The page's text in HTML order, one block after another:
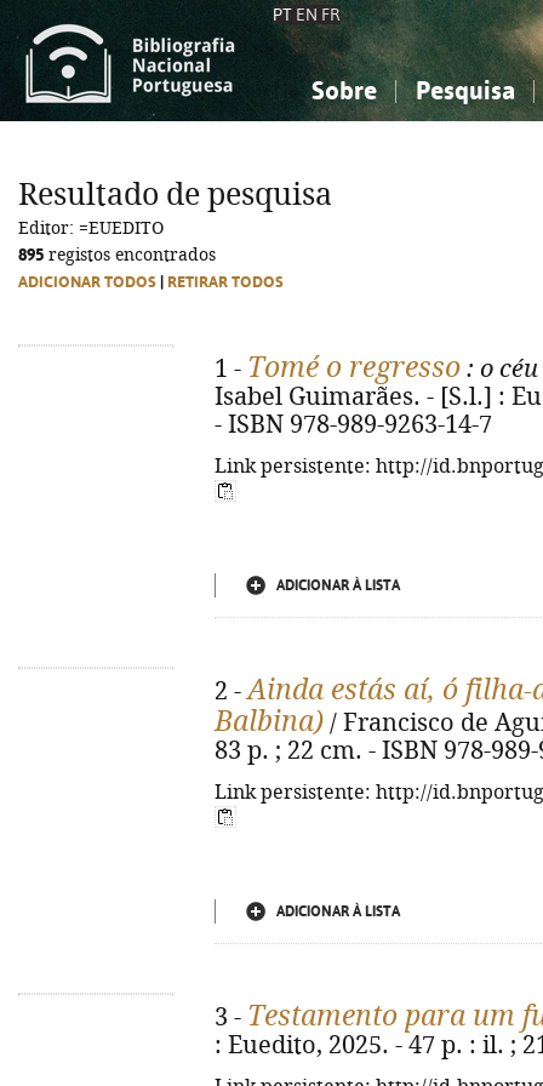
PT EN FR
Sobre Pesquisa
Ciências sociais...
Ciências sociais...
Resultado de pesquisa
Editor: =EUEDITO
895 registos encontrados
ADICIONAR TODOS RETIRAR TODOS
1 - Tomé o regresso : o
Isabel Guimarães. - [S.l.] :
- ISBN 978-989-9263-14-7
Link persistente: http://
ADICIONAR À LISTA
2 -Ainda estás aí, ó filha-
Balbina) / Francisco de
83 p. ; 22 cm. - ISBN 978-
Link persistente: http://
ADICIONAR À LISTA
3 - Testamento para um
: Euedito, 2025. - 47 p. : il. ;